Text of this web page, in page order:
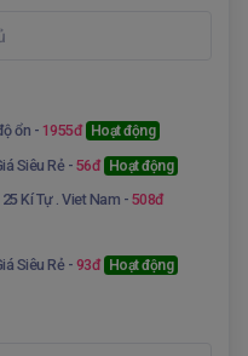
ổn - 1955đ Hoạt động
Siêu Rẻ - 56đ Hoạt động
Kí Tự . Viet Nam -508đ
Siêu Rẻ - 93đ Hoạt động